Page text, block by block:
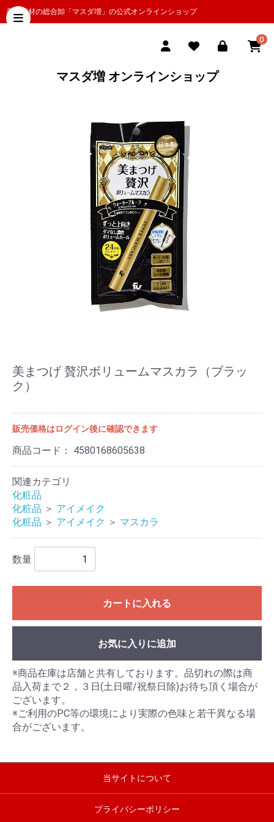
美容商材の総合卸「マスダ増」の公式オンラインショップ
0
マスダ増 オンラインショップ
美まつげ 贅沢ボリュームマスカラ（ブラッ
ク）
販売価格はログイン後に確認できます
商品コード： 4580168605638
関連カテゴリ
化粧品
化粧品 ＞ アイメイク
化粧品 ＞ アイメイク ＞ マスカラ
数量
カートに入れる
お気に入りに追加
※商品在庫は店舗と共有しております。品切れの際は商
品入荷まで２，３日(土日曜/祝祭日除)お待ち頂く場合が
ございます。
※ご利用のPC等の環境により実際の色味と若干異なる場
合がございます。
当サイトについて
プライバシーポリシー